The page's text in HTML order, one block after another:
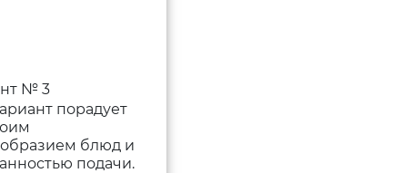
№ 3
порадует
блюд и
подачи.